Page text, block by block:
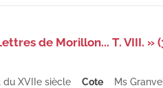
de Morillon... T. VIII. »
du XVIIe siècle Cote Ms